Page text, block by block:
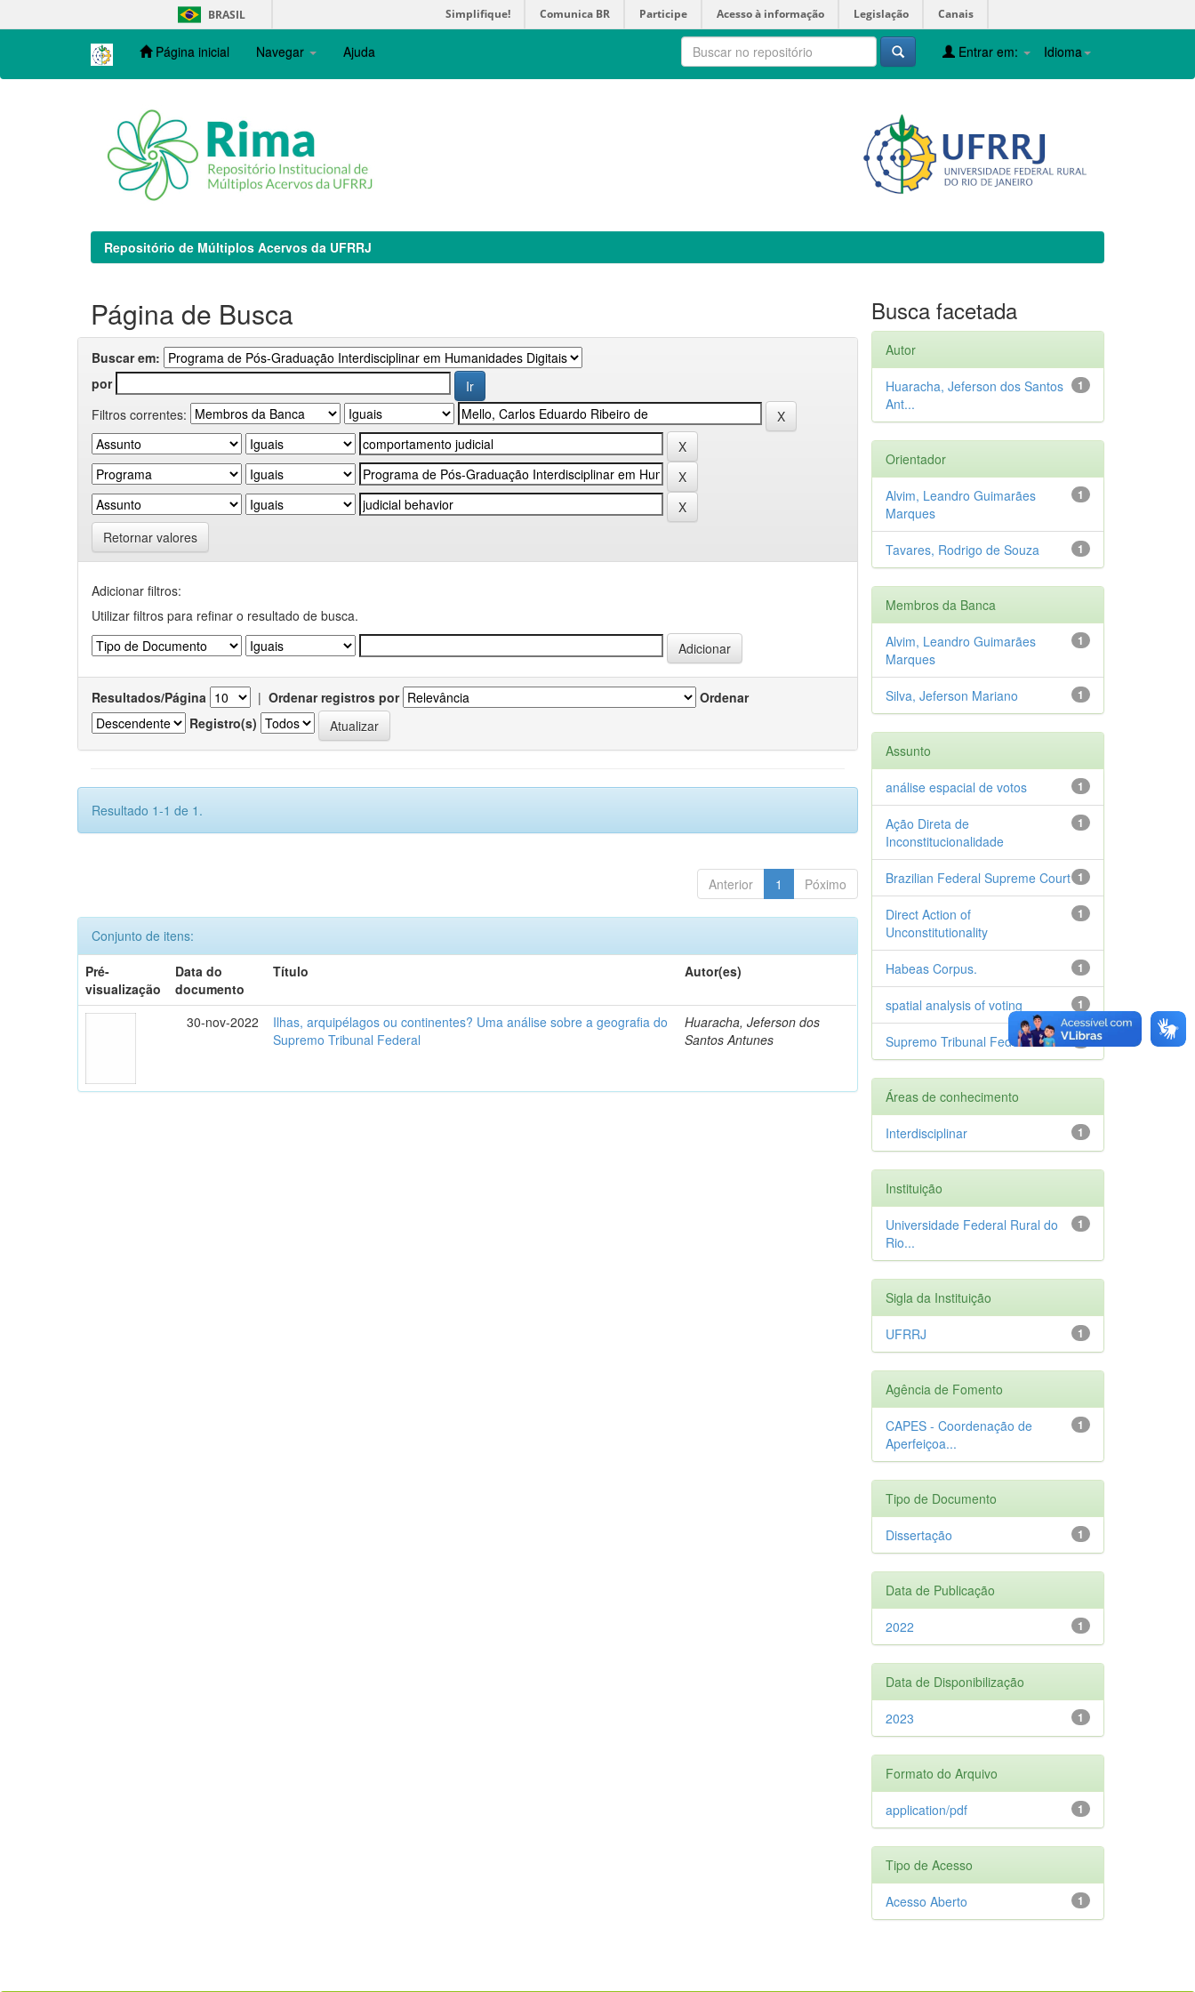
navigation
BRASIL Simplifique! Comunica BR Participe Acesso à informação Legislação Canais
Página inicial Navegar Ajuda Idioma
Entrar em:
Repositório de Múltiplos Acervos da UFRRJ
Página de Busca
Buscar em:
por
Filtros correntes:
Retornar valores
Adicionar filtros:
Utilizar filtros para refinar o resultado de busca.
Resultados/Página | Ordenar registros por
Ordenar
Registro(s)
Resultado 1-1 de 1.
Anterior 1 Póximo
Conjunto de itens:
Pré-
visualização
Data do
documento
Título Autor(es)
30-nov-2022
Ilhas, arquipélagos ou continentes? Uma análise sobre a geografia do
Supremo Tribunal Federal
Huaracha, Jeferson dos
Santos Antunes
Busca facetada
Autor
1
Huaracha, Jeferson dos Santos
Ant...
Orientador
1
Alvim, Leandro Guimarães
Marques
1
Tavares, Rodrigo de Souza
Membros da Banca
1
Alvim, Leandro Guimarães
Marques
1
Silva, Jeferson Mariano
Assunto
1
análise espacial de votos
1
Ação Direta de
Inconstitucionalidade
1
Brazilian Federal Supreme Court
1
Direct Action of
Unconstitutionality
1
Habeas Corpus.
1
spatial analysis of voting
1
Supremo Tribunal Federal
Áreas de conhecimento
1
Interdisciplinar
Instituição
1
Universidade Federal Rural do
Rio...
Sigla da Instituição
1
UFRRJ
Agência de Fomento
1
CAPES - Coordenação de
Aperfeiçoa...
Tipo de Documento
1
Dissertação
Data de Publicação
1
2022
Data de Disponibilização
1
2023
Formato do Arquivo
1
application/pdf
Tipo de Acesso
1
Acesso Aberto